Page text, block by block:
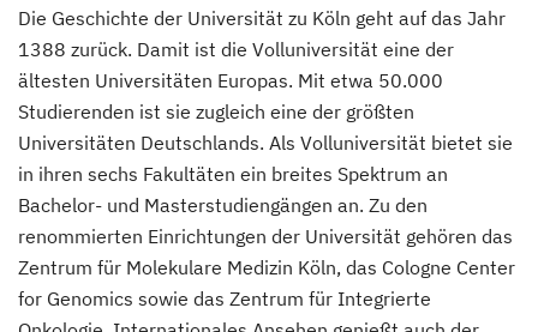
Die Geschichte der Universität zu Köln geht auf das Jahr
1388 zurück. Damit ist die Volluniversität eine der
ältesten Universitäten Europas. Mit etwa 50.000
Studierenden ist sie zugleich eine der größten
Universitäten Deutschlands. Als Volluniversität bietet sie
in ihren sechs Fakultäten ein breites Spektrum an
Bachelor- und Masterstudiengängen an. Zu den
renommierten Einrichtungen der Universität gehören das
Zentrum für Molekulare Medizin Köln, das Cologne Center
for Genomics sowie das Zentrum für Integrierte